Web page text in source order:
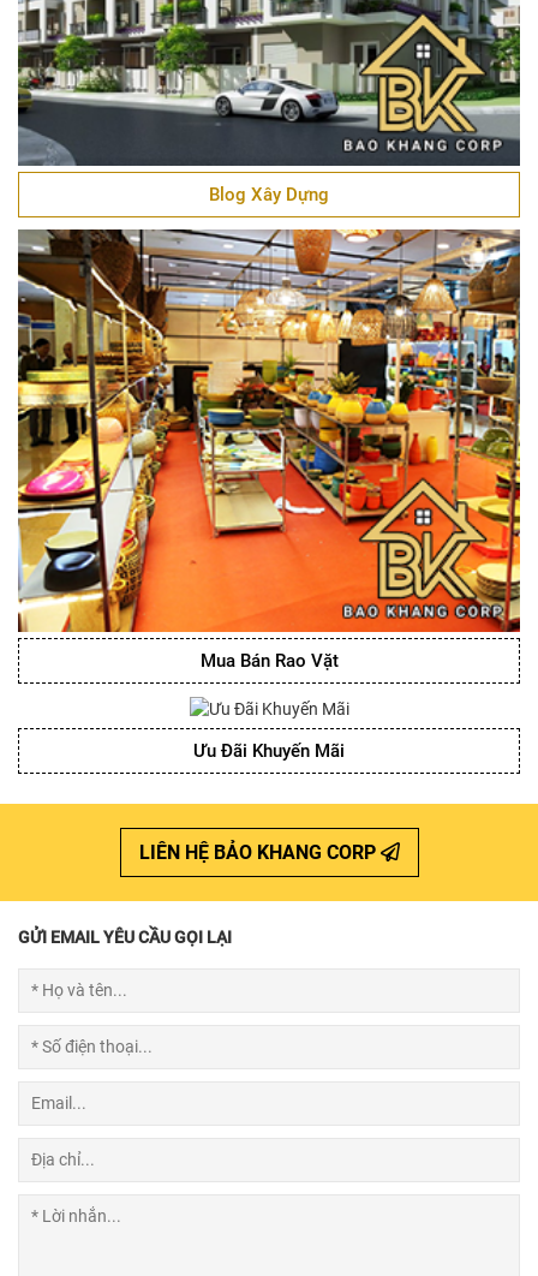
Blog Xây Dựng
Mua Bán Rao Vặt
Ưu Đãi Khuyến Mãi
LIÊN HỆ BẢO KHANG CORP
GỬI EMAIL YÊU CẦU GỌI LẠI